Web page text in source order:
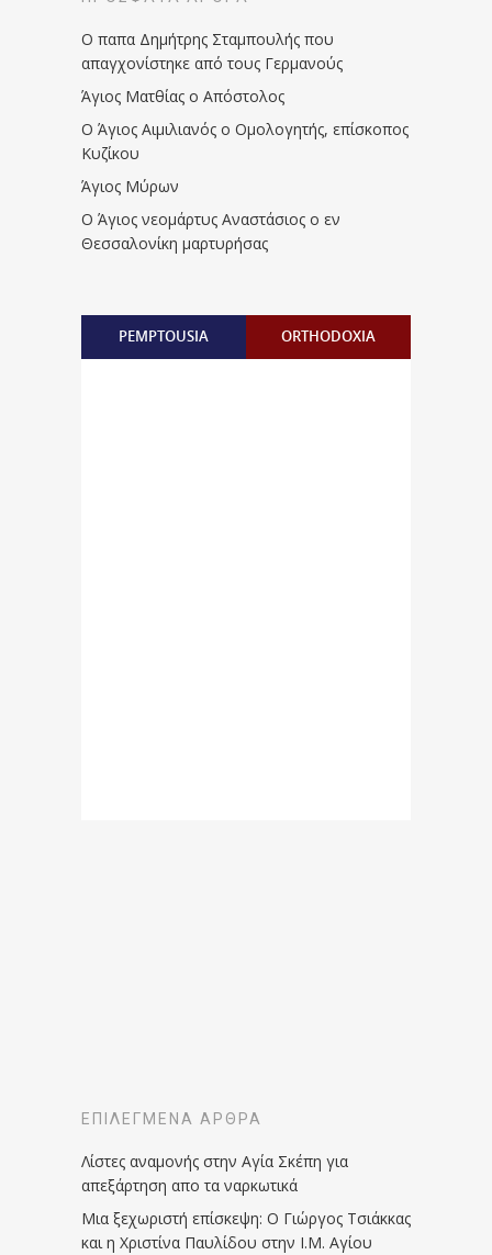
Ο παπα Δημήτρης Σταμπουλής που
απαγχονίστηκε από τους Γερμανούς
Άγιος Ματθίας ο Απόστολος
Ο Άγιος Αιμιλιανός ο Ομολογητής, επίσκοπος
Κυζίκου
Άγιος Μύρων
Ο Άγιος νεομάρτυς Αναστάσιος ο εν
Θεσσαλονίκη μαρτυρήσας
PEMPTOUSIA ORTHODOXIA
ΕΠΙΛΕΓΜΈΝΑ ΆΡΘΡΑ
Λίστες αναμονής στην Αγία Σκέπη για
απεξάρτηση απο τα ναρκωτικά
Μια ξεχωριστή επίσκεψη: Ο Γιώργος Τσιάκκας
και η Χριστίνα Παυλίδου στην Ι.Μ. Αγίου